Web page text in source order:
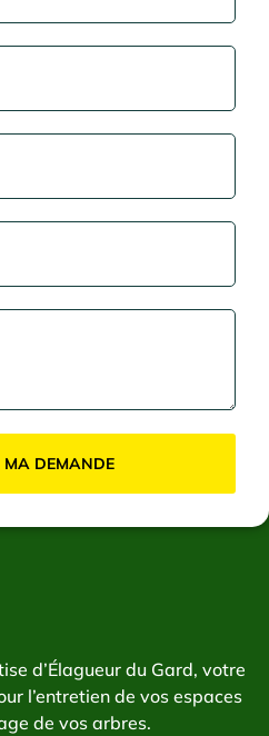
MA DEMANDE
d’Élagueur du Gard, votre
l’entretien de vos espaces
de vos arbres.